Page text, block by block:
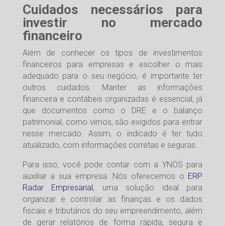
Cuidados necessários para
investir no mercado
financeiro
Além de conhecer os tipos de investimentos
financeiros para empresas e escolher o mais
adequado para o seu negócio, é importante ter
outros cuidados. Manter as informações
financeira e contábeis organizadas é essencial, já
que documentos como o DRE e o balanço
patrimonial, como vimos, são exigidos para entrar
nesse mercado. Assim, o indicado é ter tudo
atualizado, com informações corretas e seguras.
Para isso, você pode contar com a YNOS para
auxiliar a sua empresa. Nós oferecemos o ERP
Radar Empresarial, uma solução ideal para
organizar e controlar as finanças e os dados
fiscais e tributários do seu empreendimento, além
de gerar relatórios de forma rápida, segura e